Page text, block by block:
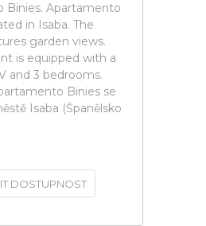
Binies. Apartamento
in Isaba. The
garden views.
is equipped with a
and 3 bedrooms.
Binies se
Isaba (Španělsko
DOSTUPNOST